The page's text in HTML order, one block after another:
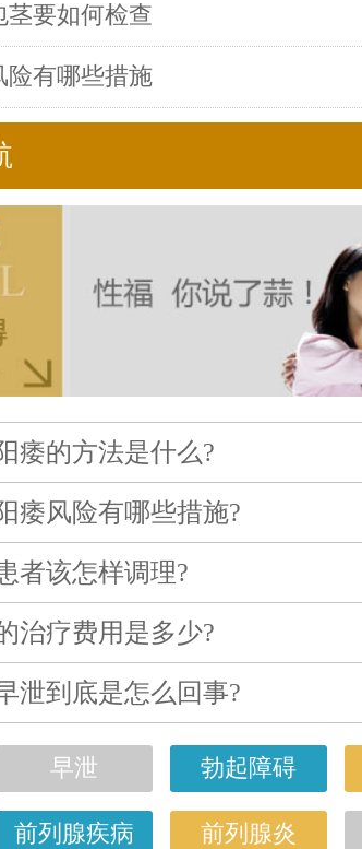
茎要如何检查
险有哪些措施
痿的方法是什么?
痿风险有哪些措施?
者该怎样调理?
治疗费用是多少?
泄到底是怎么回事?
早泄 勃起障碍
前列腺疾病 前列腺炎